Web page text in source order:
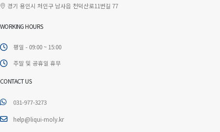
경기 용인시 처인구 남사읍 천덕산로11번길 77
WORKING HOURS
평일 - 09:00 ~ 15:00
주말 및 공휴일 휴무
CONTACT US
031-977-3273
help@liqui-moly.kr